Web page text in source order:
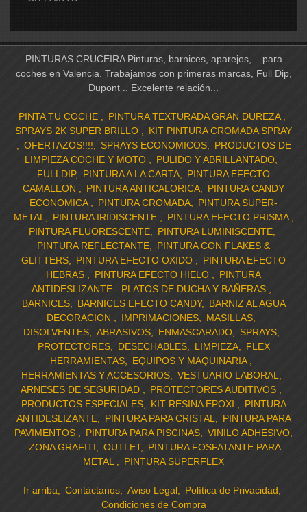
PINTURAS CRUCEIRA Pinturas, barnices, aparejos, .. para
coches en Valencia. Trabajamos con primeras marcas, Full Dip,
Dupont .. Excelente relación...
PINTA TU COCHE
PINTURA TEXTURADA GRAN DUREZA
SPRAYS 2K SUPER BRILLO
KIT PINTURA CROMADA SPRAY
OFERTAZOS!!!!
SPRAYS ECONOMICOS
PRODUCTOS DE
LIMPIEZA COCHE Y MOTO
PULIDO Y ABRILLANTADO
FULLDIP
PINTURA A LA CARTA
PINTURA EFECTO
CAMALEON
PINTURA ANTICALORICA
PINTURA CANDY
ECONOMICA
PINTURA CROMADA
PINTURA SUPER-
METAL
PINTURA IRIDISCENTE
PINTURA EFECTO PRISMA
PINTURA FLUORESCENTE
PINTURA LUMINISCENTE
PINTURA REFLECTANTE
PINTURA CON FLAKES &
GLITTERS
PINTURA EFECTO OXIDO
PINTURA EFECTO
HEBRAS
PINTURA EFECTO HIELO
PINTURA
ANTIDESLIZANTE - PLATOS DE DUCHA Y BAÑERAS
BARNICES
BARNICES EFECTO CANDY
BARNIZ AL AGUA
DECORACION
IMPRIMACIONES
MASILLAS
DISOLVENTES
ABRASIVOS ENMASCARADO
SPRAYS
PROTECTORES
DESECHABLES LIMPIEZA
FLEX
HERRAMIENTAS
EQUIPOS Y MAQUINARIA
HERRAMIENTAS Y ACCESORIOS
VESTUARIO LABORAL
ARNESES DE SEGURIDAD
PROTECTORES AUDITIVOS
PRODUCTOS ESPECIALES
KIT RESINA EPOXI
PINTURA
ANTIDESLIZANTE
PINTURA PARA CRISTAL
PINTURA PARA
PAVIMENTOS
PINTURA PARA PISCINAS
VINILO ADHESIVO
ZONA GRAFITI
OUTLET
PINTURA FOSFATANTE PARA
METAL
PINTURA SUPERFLEX
Ir arriba Contáctanos Aviso Legal
Política de Privacidad
Condiciones de Compra